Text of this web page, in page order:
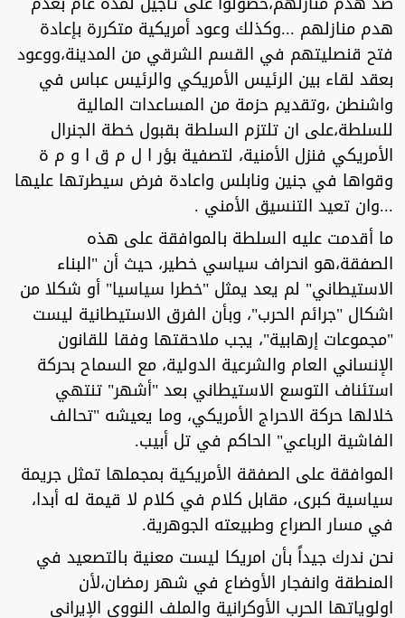
هدم منازلهم ...وكذلك وعود أمريكية متكررة بإعادة
فتح قنصليتهم في القسم الشرقي من المدينة،ووعود
بعقد لقاء بين الرئيس الأمريكي والرئيس عباس في
واشنطن ،وتقديم حزمة من المساعدات المالية
للسلطة،على ان تلتزم السلطة بقبول خطة الجنرال
الأمريكي فنزل الأمنية، لتصفية بؤر ا ل م ق ا و م ة
وقواها في جنين ونابلس واعادة فرض سيطرتها عليها
...وان تعيد التنسيق الأمني .
ما أقدمت عليه السلطة بالموافقة على هذه
الصفقة،هو انحراف سياسي خطير، حيث أن "البناء
الاستيطاني" لم يعد يمثل "خطرا سياسيا" أو شكلا من
اشكال "جرائم الحرب"، وبأن الفرق الاستيطانية ليست
"مجموعات إرهابية"، يجب ملاحقتها وفقا للقانون
الإنساني العام والشرعية الدولية، مع السماح بحركة
استئناف التوسع الاستيطاني بعد "أشهر" تنتهي
خلالها حركة الاحراج الأمريكي، وما يعيشه "تحالف
الفاشية الرباعي" الحاكم في تل أبيب.
الموافقة على الصفقة الأمريكية بمجملها تمثل جريمة
سياسية كبرى، مقابل كلام في كلام لا قيمة له أبدا،
في مسار الصراع وطبيعته الجوهرية.
نحن ندرك جيداً بأن امريكا ليست معنية بالتصعيد في
المنطقة وانفجار الأوضاع في شهر رمضان،لأن
اولوياتها الحرب الأوكرانية والملف النووي الإيراني